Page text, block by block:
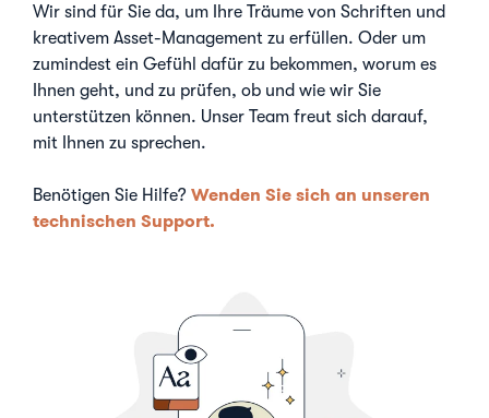
Wir sind für Sie da, um Ihre Träume von Schriften und
kreativem Asset-Management zu erfüllen. Oder um
zumindest ein Gefühl dafür zu bekommen, worum es
Ihnen geht, und zu prüfen, ob und wie wir Sie
unterstützen können. Unser Team freut sich darauf,
mit Ihnen zu sprechen.
Benötigen Sie Hilfe? Wenden Sie sich an unseren
technischen Support.